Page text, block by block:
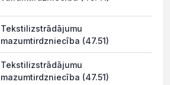
Tekstilizstrādājumu
mazumtirdzniecība (47.51)
Tekstilizstrādājumu
mazumtirdzniecība (47.51)